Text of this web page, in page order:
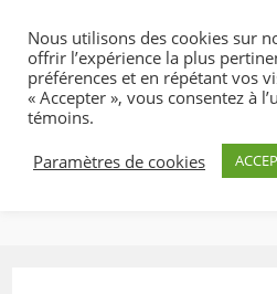
content
Nous utilisons des cookies sur
offrir l’expérience la plus
préférences et en répétant vos
« Accepter », vous consentez à
témoins.
Paramètres de cookies